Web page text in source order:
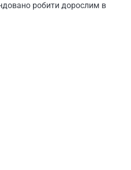
робити дорослим в